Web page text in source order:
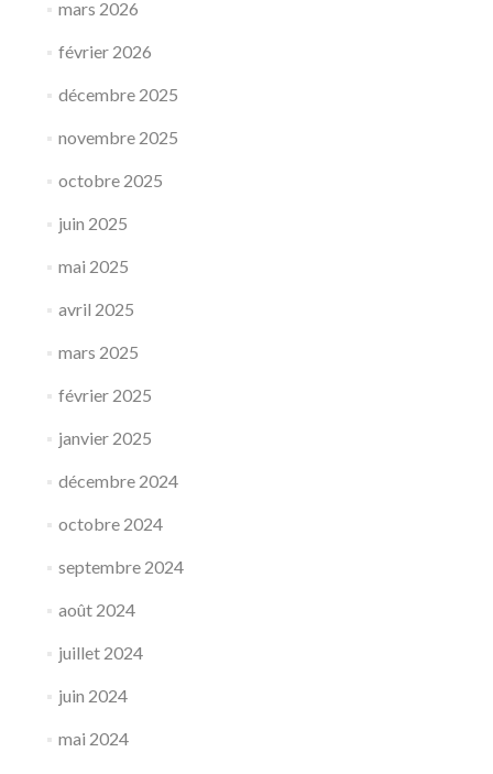
mars 2026
février 2026
décembre 2025
novembre 2025
octobre 2025
juin 2025
mai 2025
avril 2025
mars 2025
février 2025
janvier 2025
décembre 2024
octobre 2024
septembre 2024
août 2024
juillet 2024
juin 2024
mai 2024